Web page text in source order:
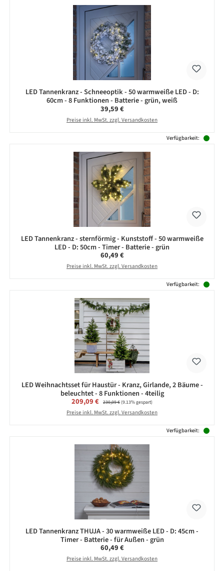
LED Tannenkranz - Schneeoptik - 50 warmweiße LED - D:
60cm - 8 Funktionen - Batterie - grün, weiß
Regulärer Preis:
39,59 €
Preise inkl. MwSt. zzgl. Versandkosten
Verfügbarkeit:
LED Tannenkranz - sternförmig - Kunststoff - 50 warmweiße
LED - D: 50cm - Timer - Batterie - grün
Regulärer Preis:
60,49 €
Preise inkl. MwSt. zzgl. Versandkosten
Verfügbarkeit:
LED Weihnachtsset für Haustür - Kranz, Girlande, 2 Bäume -
beleuchtet - 8 Funktionen - 4teilig
Verkaufspreis:
209,09 € Regulärer Preis:
230,09 €(9.13% gespart)
Preise inkl. MwSt. zzgl. Versandkosten
Verfügbarkeit:
LED Tannenkranz THUJA - 30 warmweiße LED - D: 45cm -
Timer - Batterie - für Außen - grün
Regulärer Preis:
60,49 €
Preise inkl. MwSt. zzgl. Versandkosten